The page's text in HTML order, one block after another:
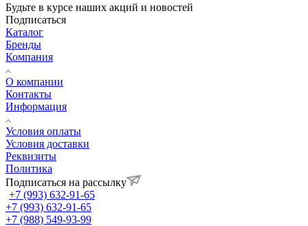
Будьте в курсе наших акций и новостей
Подписаться
Каталог
Бренды
Компания
О компании
Контакты
Информация
Условия оплаты
Условия доставки
Реквизиты
Политика
Подписаться на рассылку
+7 (993) 632-91-65
+7 (993) 632-91-65
+7 (988) 549-93-99